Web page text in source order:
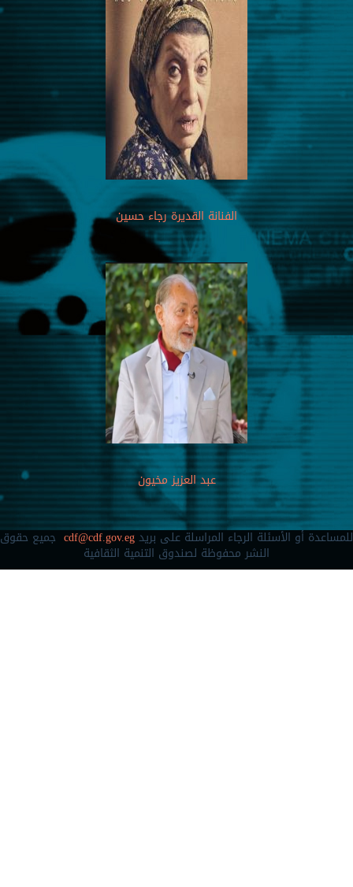
الفنانة القديرة رجاء حسين
عبد العزيز مخيون
للمساعدة أو الأسئلة الرجاء المراسلة على بريدcdf@cdf.gov.egجميع حقوق
النشر محفوظة لصندوق التنمية الثقافية